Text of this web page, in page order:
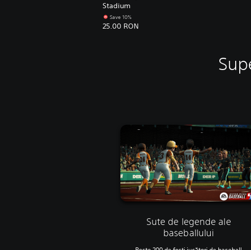
Stadium
Save 10%
25.00 RON
Sute de legende ale
baseballului